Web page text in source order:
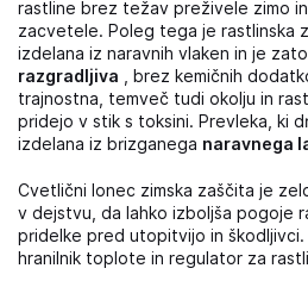
rastline brez težav preživele zimo
zacvetele. Poleg tega je rastlinska
izdelana iz naravnih vlaken in je zato
razgradljiva , brez kemičnih
trajnostna, temveč tudi okolju in
pridejo v stik s toksini. Prevleka, ki
izdelana iz brizganega naravnega
Cvetlični lonec zimska zaščita je
v dejstvu, da lahko izboljša pogoje
pridelke pred utopitvijo in
hranilnik toplote in regulator za